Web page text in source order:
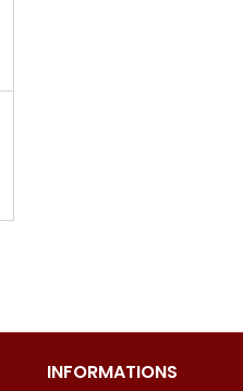
INFORMATIONS